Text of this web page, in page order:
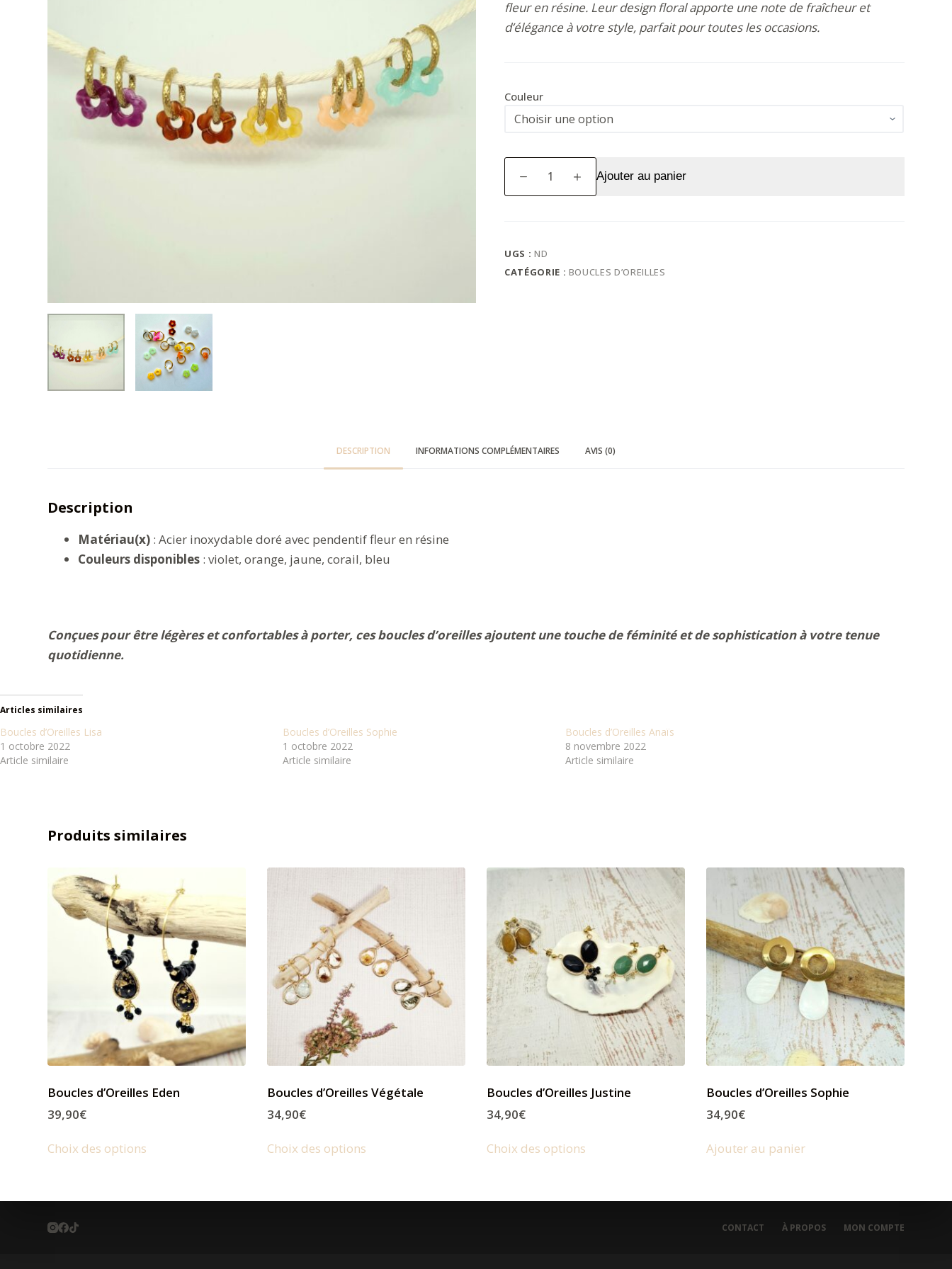
fleur en résine. Leur design floral apporte une note de fraîcheur et
d’élégance à votre style, parfait pour toutes les occasions.
Couleur
Boucles
Ajouter au panier
UGS : ND
CATÉGORIE : BOUCLES D’OREILLES
DESCRIPTION INFORMATIONS COMPLÉMENTAIRES AVIS (0)
Description
Matériau(x): Acier inoxydable doré avec pendentif fleur en résine
Couleurs disponibles: violet, orange, jaune, corail, bleu
Conçues pour être légères et confortables à porter, ces boucles d’oreilles ajoutent une touche de féminité et de sophistication à votre tenue
quotidienne.
Articles similaires
Boucles d’Oreilles Lisa
1 octobre 2022
Article similaire
Boucles d’Oreilles Sophie
1 octobre 2022
Article similaire
Boucles d’Oreilles Anaïs
8 novembre 2022
Article similaire
Produits similaires
Boucles d’Oreilles Eden
39,90€
Choix des options
Boucles d’Oreilles Végétale
34,90€
Choix des options
Boucles d’Oreilles Justine
34,90€
Choix des options
Boucles d’Oreilles Sophie
34,90€
Ajouter au panier
CONTACT À PROPOS MON COMPTE